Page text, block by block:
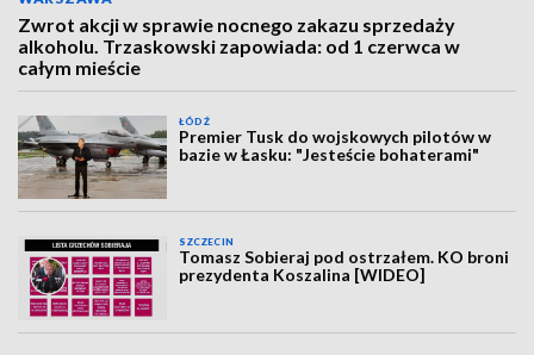
Zwrot akcji w sprawie nocnego zakazu sprzedaży
alkoholu. Trzaskowski zapowiada: od 1 czerwca w
całym mieście
ŁÓDŹ
Premier Tusk do wojskowych pilotów w
bazie w Łasku: "Jesteście bohaterami"
SZCZECIN
Tomasz Sobieraj pod ostrzałem. KO broni
prezydenta Koszalina [WIDEO]